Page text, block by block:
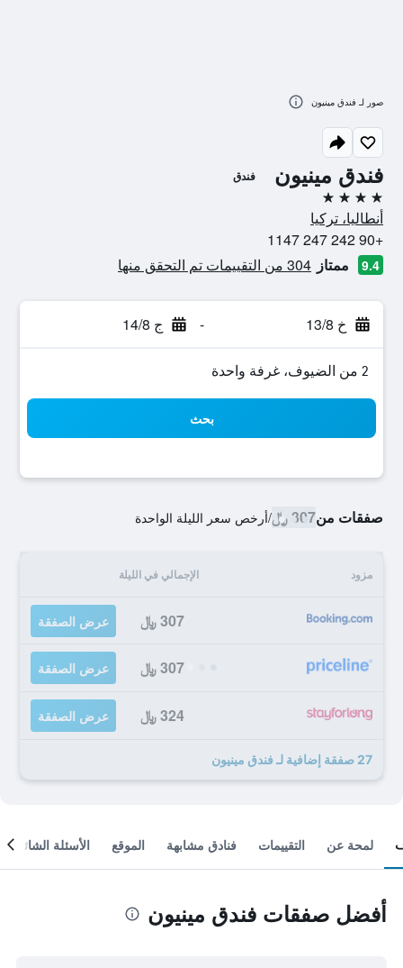
فندق مينيون فندق
4 نجوم
أنطاليا، تركيا
+90 242 247 1147
9.4 ممتاز 304 من التقييمات تم التحقق منها
خ 13/8 - ج 14/8
2 من الضيوف، غرفة واحدة
بحث
صفقات من307 ﷼ /أرخص سعر الليلة الواحدة
مزود الإجمالي في الليلة
307 ﷼ عرض الصفقة
307 ﷼ عرض الصفقة
324 ﷼ عرض الصفقة
27 صفقة إضافية لـ فندق مينيون
صور لـ فندق مينيون
لمحة عن التقييمات فنادق مشابهة الموقع الأسئلة الشائعة
أفضل صفقات فندق مينيون